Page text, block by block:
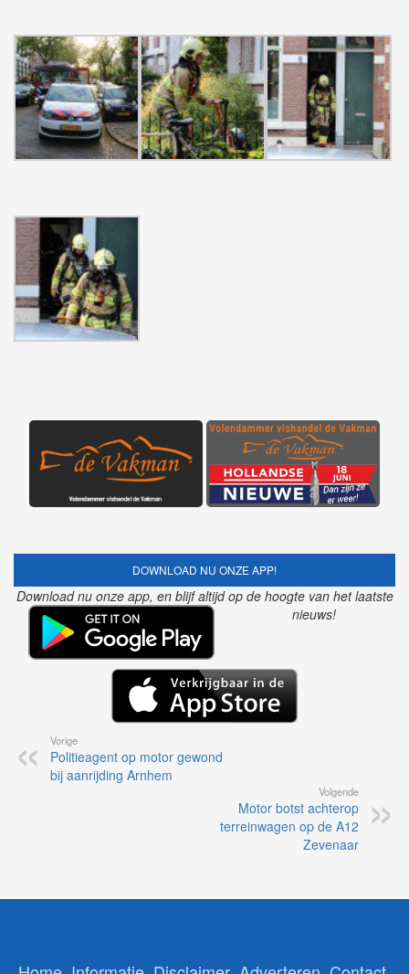
DOWNLOAD NU ONZE APP!
Download nu onze app, en blijf altijd op de hoogte van het laatste
nieuws!
Vorige
Politieagent op motor gewond
bij aanrijding Arnhem
Volgende
Motor botst achterop
terreinwagen op de A12
Zevenaar